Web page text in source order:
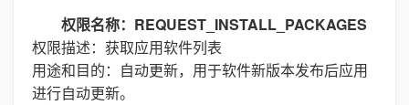
权限名称：REQUEST_INSTALL_PACKAGES
权限描述：获取应用软件列表
用途和目的：自动更新，用于软件新版本发布后应用
进行自动更新。